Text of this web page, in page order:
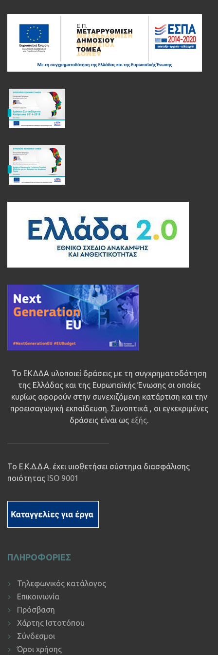
Το ΕΚΔΔΑ υλοποιεί δράσεις με τη συγχρηματοδότηση
της Ελλάδας και της Ευρωπαϊκής Ένωσης οι οποίες
κυρίως αφορούν στην συνεχιζόμενη κατάρτιση και την
προεισαγωγική εκπαίδευση. Συνοπτικά , οι εγκεκριμένες
δράσεις είναι ως εξής.
Το Ε.Κ.Δ.Δ.Α. έχει υιοθετήσει σύστημα διασφάλισης
ποιότητας ISO 9001
ΠΛΗΡΟΦΟΡΙΕΣ
Τηλεφωνικός κατάλογος
Επικοινωνία
Πρόσβαση
Χάρτης Ιστοτόπου
Σύνδεσμοι
Όροι χρήσης